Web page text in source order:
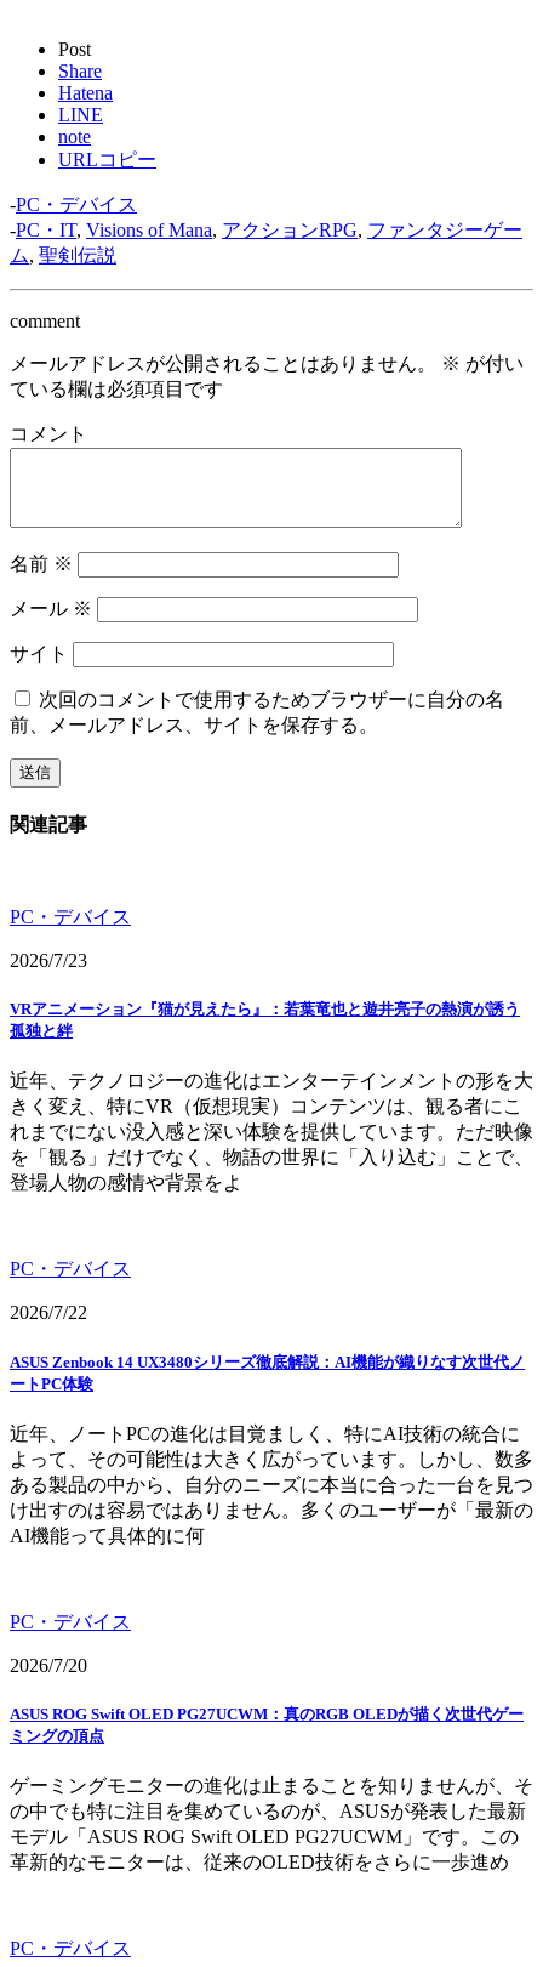
Post
Share
Hatena
LINE
note
URLコピー
-PC・デバイス
-PC・IT, Visions of Mana, アクションRPG, ファンタジーゲー
ム, 聖剣伝説
comment
メールアドレスが公開されることはありません。 ※ が付い
ている欄は必須項目です
コメント
名前 ※
メール ※
サイト
次回のコメントで使用するためブラウザーに自分の名
前、メールアドレス、サイトを保存する。
関連記事
PC・デバイス
2026/7/23
VRアニメーション『猫が見えたら』：若葉竜也と遊井亮子の熱演が誘う
孤独と絆
近年、テクノロジーの進化はエンターテインメントの形を大
きく変え、特にVR（仮想現実）コンテンツは、観る者にこ
れまでにない没入感と深い体験を提供しています。ただ映像
を「観る」だけでなく、物語の世界に「入り込む」ことで、
登場人物の感情や背景をよ
PC・デバイス
2026/7/22
ASUS Zenbook 14 UX3480シリーズ徹底解説：AI機能が織りなす次世代ノ
ートPC体験
近年、ノートPCの進化は目覚ましく、特にAI技術の統合に
よって、その可能性は大きく広がっています。しかし、数多
ある製品の中から、自分のニーズに本当に合った一台を見つ
け出すのは容易ではありません。多くのユーザーが「最新の
AI機能って具体的に何
PC・デバイス
2026/7/20
ASUS ROG Swift OLED PG27UCWM：真のRGB OLEDが描く次世代ゲー
ミングの頂点
ゲーミングモニターの進化は止まることを知りませんが、そ
の中でも特に注目を集めているのが、ASUSが発表した最新
モデル「ASUS ROG Swift OLED PG27UCWM」です。この
革新的なモニターは、従来のOLED技術をさらに一歩進め
PC・デバイス